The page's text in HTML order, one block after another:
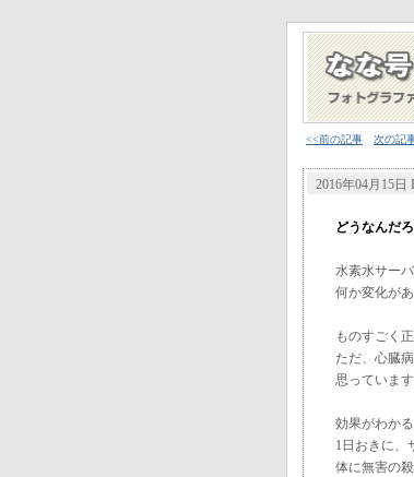
<<前の記事 次の記
2016年04月15日
どうなんだ
水素水サー
何か変化が
ものすごく
ただ、心臓
思っています
効果がわか
1日おきに、
体に無害の